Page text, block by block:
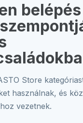
belépés
Store
használnak, és
vezetnek.